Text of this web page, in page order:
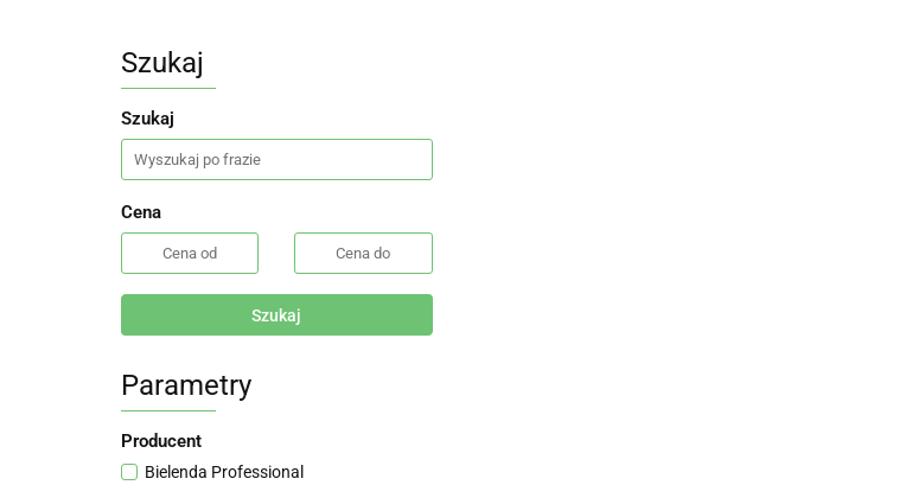
Szukaj
Szukaj
Cena
Szukaj
Parametry
Producent
Bielenda Professional